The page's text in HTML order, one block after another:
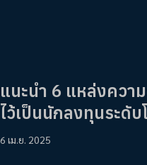
แนะนำ 6 แหล่งควา
ไว้เป็นนักลงทุนระดับ
6 เม.ย. 2025